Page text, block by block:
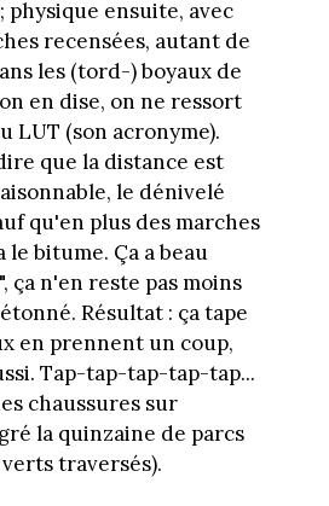
physique ensuite, avec
recensées, autant de
les (tord-) boyaux de
en dise, on ne ressort
LUT (son acronyme).
que la distance est
le dénivelé
qu'en plus des marches
le bitume. Ça a beau
ça n'en reste pas moins
Résultat : ça tape
en prennent un coup,
Tap-tap-tap-tap-tap...
chaussures sur
la quinzaine de parcs
traversés).